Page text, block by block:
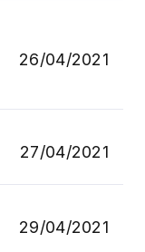
26/04/2021
27/04/2021
29/04/2021